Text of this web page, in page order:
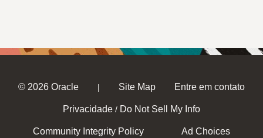
© 2026 Oracle | Site Map Entre em contato
Privacidade / Do Not Sell My Info
Community Integrity Policy Ad Choices